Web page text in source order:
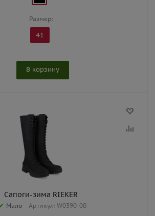
Размер:
41
В корзину
Сапоги-зима RIEKER
Мало Артикул: W0390-00